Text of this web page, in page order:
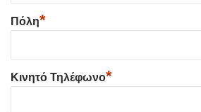
Πόλη*
Κινητό Τηλέφωνο*